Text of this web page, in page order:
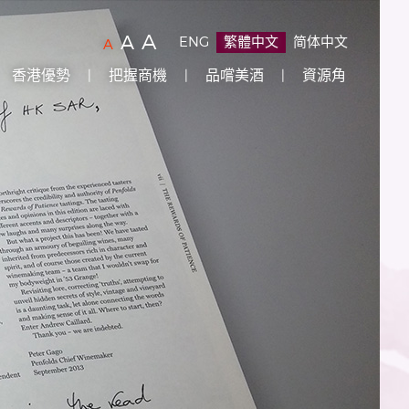
字
大
(A) 字
型
大
小：
大
(A) 字
型
大
小：
最
大
(
A) ENG 繁體中文 简体中文
香港優勢 把握商機 品嚐美酒 資源角